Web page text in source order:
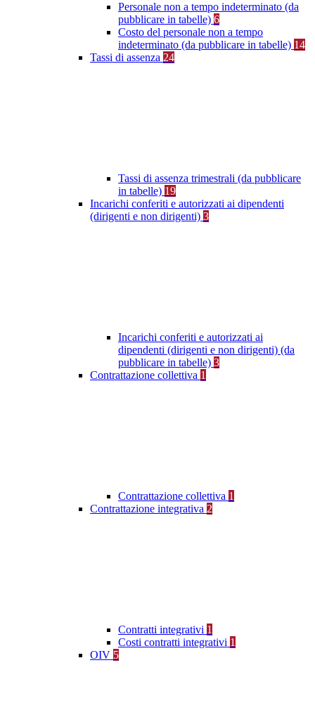
Personale non a tempo indeterminato (da
pubblicare in tabelle) 6
Costo del personale non a tempo
indeterminato (da pubblicare in tabelle) 14
Tassi di assenza 24
Tassi di assenza trimestrali (da pubblicare
in tabelle) 19
Incarichi conferiti e autorizzati ai dipendenti
(dirigenti e non dirigenti) 3
Incarichi conferiti e autorizzati ai
dipendenti (dirigenti e non dirigenti) (da
pubblicare in tabelle) 3
Contrattazione collettiva 1
Contrattazione collettiva 1
Contrattazione integrativa 2
Contratti integrativi 1
Costi contratti integrativi 1
OIV 5